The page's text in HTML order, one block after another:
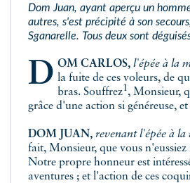
Dom Juan, ayant aperçu un
autres, s'est précipité à son
Sganarelle. Tous deux sont
DOM CARLOS, l'épée à la
la fuite de ces voleurs, de
bras. Souffrez1, Monsieur,
grâce d'une action si généreuse,
DOM JUAN, revenant l'épée à la
fait, Monsieur, que vous n'eussiez
Notre propre honneur est
aventures ; et l'action de ces